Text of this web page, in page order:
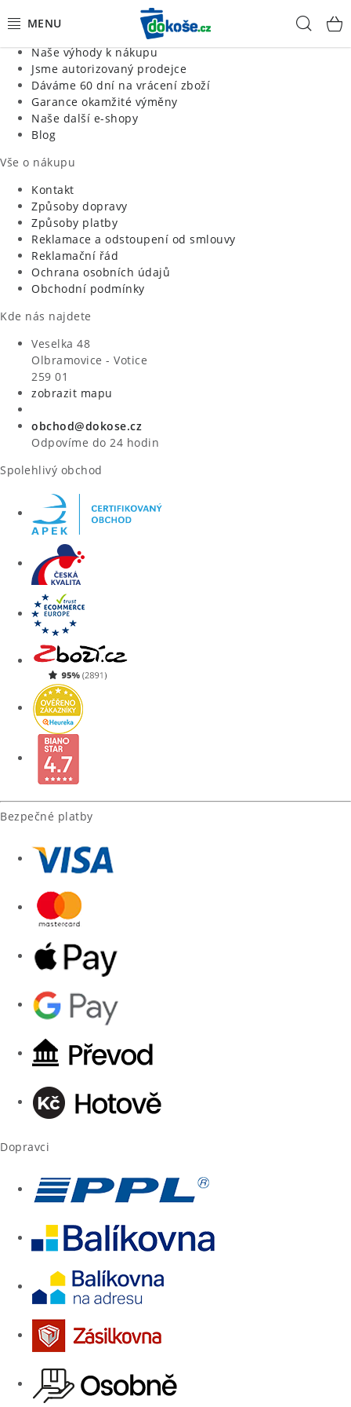
Jsme tradiční česká firma
Naše výhody k nákupu
Jsme autorizovaný prodejce
Dáváme 60 dní na vrácení zboží
Garance okamžité výměny
Naše další e-shopy
Blog
Vše o nákupu
Kontakt
Způsoby dopravy
Způsoby platby
Reklamace a odstoupení od smlouvy
Reklamační řád
Ochrana osobních údajů
Obchodní podmínky
Kde nás najdete
Veselka 48
Olbramovice - Votice
259 01
zobrazit mapu
obchod@dokose.cz
Odpovíme do 24 hodin
Spolehlivý obchod
Bezpečné platby
Dopravci
KOŠE
SÁČKY
KUCHYNĚ
ORGANIZACE
DOMÁCNOST
ÚKLID
VÝPRODEJ
ZNAČKY
Úvod Kontakt Blog
Moje objednávka